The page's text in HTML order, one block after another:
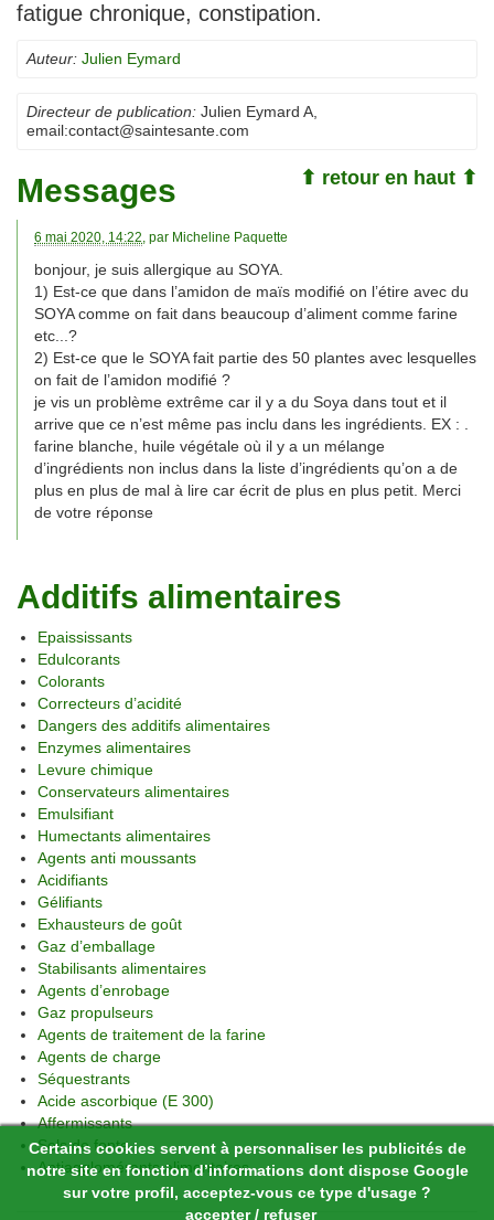
Certains cookies servent à personnaliser les publicités de
notre site en fonction d’informations dont dispose Google
sur votre profil, acceptez-vous ce type d'usage ?
accepter/ refuser
fatigue chronique, constipation.
Auteur: Julien Eymard
Directeur de publication: Julien Eymard A
email:contact@saintesante.com
⬆ retour en haut ⬆
Messages
6 mai 2020, 14:22, par Micheline Paquette
bonjour, je suis allergique au SOYA.
1) Est-ce que dans l’amidon de maïs modifié on l’étire avec du
SOYA comme on fait dans beaucoup d’aliment comme farine
etc...?
2) Est-ce que le SOYA fait partie des 50 plantes avec lesquelles
on fait de l’amidon modifié ?
je vis un problème extrême car il y a du Soya dans tout et il
arrive que ce n’est même pas inclu dans les ingrédients. EX : .
farine blanche, huile végétale où il y a un mélange
d’ingrédients non inclus dans la liste d’ingrédients qu’on a de
plus en plus de mal à lire car écrit de plus en plus petit. Merci
de votre réponse
Additifs alimentaires
Epaississants
Edulcorants
Colorants
Correcteurs d’acidité
Dangers des additifs alimentaires
Enzymes alimentaires
Levure chimique
Conservateurs alimentaires
Emulsifiant
Humectants alimentaires
Agents anti moussants
Acidifiants
Gélifiants
Exhausteurs de goût
Gaz d’emballage
Stabilisants alimentaires
Agents d’enrobage
Gaz propulseurs
Agents de traitement de la farine
Agents de charge
Séquestrants
Acide ascorbique (E 300)
Affermissants
Sels de fonte
Antiagglomérants alimentaires